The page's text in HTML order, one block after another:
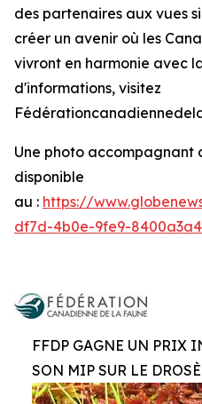
des partenaires aux vues
créer un avenir où les
vivront en harmonie avec
d'informations, visitez
Une photo accompagnant
disponible
au : https://
df7d-4b0e-9fe9-
FFDP GAGNE UN PRIX
SON MIP SUR LE